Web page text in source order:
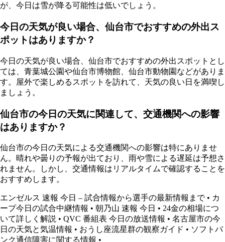
が、今日は雪が降る可能性は低いでしょう。
今日の天気が良い場合、仙台市でおすすめの外出ス
ポットはありますか？
今日の天気が良い場合、仙台市でおすすめの外出スポットとし
ては、青葉城公園や仙台市博物館、仙台市動物園などがありま
す。屋外で楽しめるスポットを訪れて、天気の良い日を満喫し
ましょう。
仙台市の今日の天気に関連して、交通機関への影響
はありますか？
仙台市の今日の天気による交通機関への影響は特にありませ
ん。晴れや曇りの予報が出ており、雨や雪による遅延は予想さ
れません。しかし、交通情報はリアルタイムで確認することを
おすすめします。
エンゼルス 速報 今日 – 試合情報から選手の最新情報まで• カ
ープ今日の試合中継情報 • 朝乃山 速報 今日 • 24金の相場につ
いて詳しく解説 • QVC 番組表 今日の放送情報 • 名古屋市の今
日の天気と気温情報 • おうし座流星群の観察ガイド • ソフトバ
ンク通信障害に関する情報 •